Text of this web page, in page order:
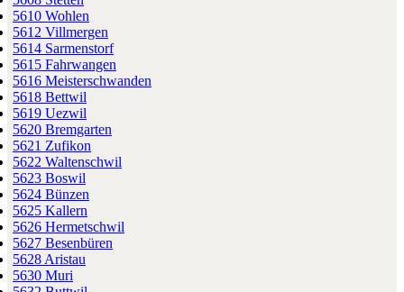
5610 Wohlen
5612 Villmergen
5614 Sarmenstorf
5615 Fahrwangen
5616 Meisterschwanden
5618 Bettwil
5619 Uezwil
5620 Bremgarten
5621 Zufikon
5622 Waltenschwil
5623 Boswil
5624 Bünzen
5625 Kallern
5626 Hermetschwil
5627 Besenbüren
5628 Aristau
5630 Muri